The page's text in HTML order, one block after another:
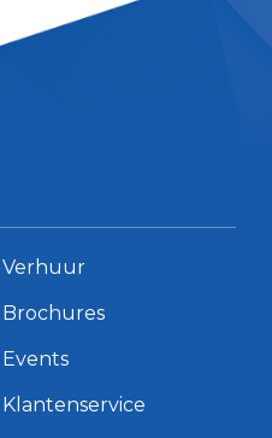
Verhuur
Brochures
Events
Klantenservice